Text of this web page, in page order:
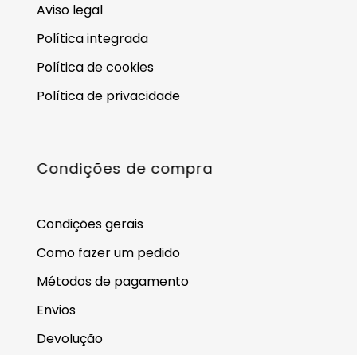
Aviso legal
Política integrada
Política de cookies
Política de privacidade
Condições de compra
Condições gerais
Como fazer um pedido
Métodos de pagamento
Envios
Devolução